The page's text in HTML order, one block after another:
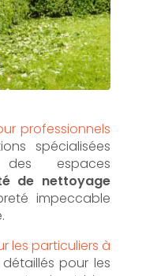
professionnels
spécialisées
espaces
de nettoyage
impeccable
les particuliers à
pour les